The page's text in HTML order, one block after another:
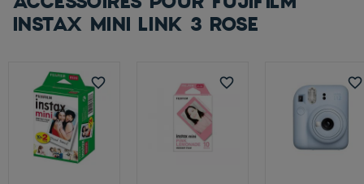
INSTAX MINI LINK 3 ROSE
favorite_border favorite_border favorite_border